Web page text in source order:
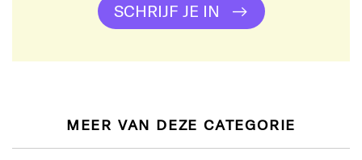
SCHRIJF JE IN
MEER VAN DEZE CATEGORIE